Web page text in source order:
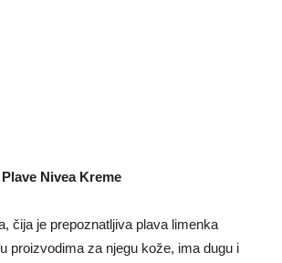
Nivea Kreme
čija je prepoznatljiva plava limenka
proizvodima za njegu kože, ima dugu i